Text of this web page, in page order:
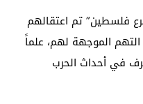
فلسطين” تم اعتقالهم
الموجهة لهم، علماً
في أحداث الحرب